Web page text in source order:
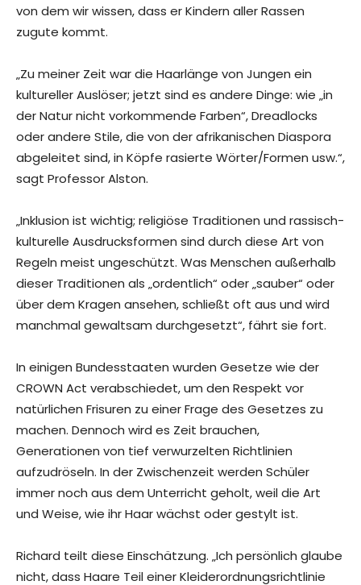
von dem wir wissen, dass er Kindern aller Rassen
zugute kommt.
„Zu meiner Zeit war die Haarlänge von Jungen ein
kultureller Auslöser; jetzt sind es andere Dinge: wie „in
der Natur nicht vorkommende Farben“, Dreadlocks
oder andere Stile, die von der afrikanischen Diaspora
abgeleitet sind, in Köpfe rasierte Wörter/Formen usw.“,
sagt Professor Alston.
„Inklusion ist wichtig; religiöse Traditionen und rassisch-
kulturelle Ausdrucksformen sind durch diese Art von
Regeln meist ungeschützt. Was Menschen außerhalb
dieser Traditionen als „ordentlich“ oder „sauber“ oder
über dem Kragen ansehen, schließt oft aus und wird
manchmal gewaltsam durchgesetzt“, fährt sie fort.
In einigen Bundesstaaten wurden Gesetze wie der
CROWN Act verabschiedet, um den Respekt vor
natürlichen Frisuren zu einer Frage des Gesetzes zu
machen. Dennoch wird es Zeit brauchen,
Generationen von tief verwurzelten Richtlinien
aufzudröseln. In der Zwischenzeit werden Schüler
immer noch aus dem Unterricht geholt, weil die Art
und Weise, wie ihr Haar wächst oder gestylt ist.
Richard teilt diese Einschätzung. „Ich persönlich glaube
nicht, dass Haare Teil einer Kleiderordnungsrichtlinie